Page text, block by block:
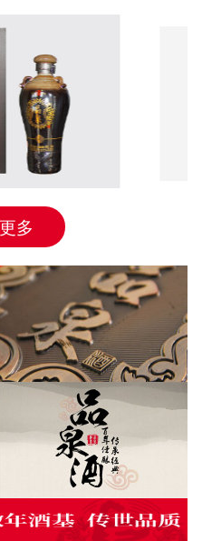
多